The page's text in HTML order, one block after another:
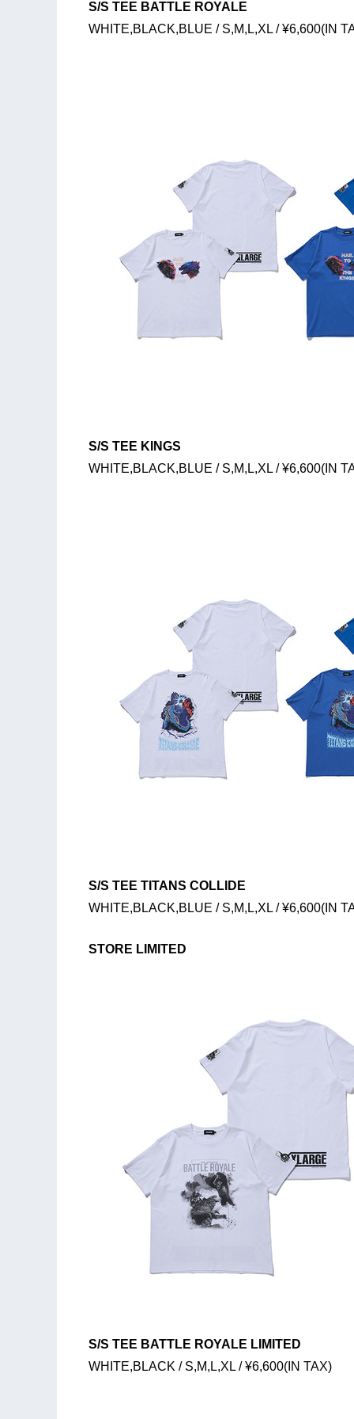
S/S TEE BATTLE ROYALE
WHITE,BLACK,BLUE / S,M,L,XL / ¥6,600(IN
S/S TEE KINGS
WHITE,BLACK,BLUE / S,M,L,XL / ¥6,600(IN
S/S TEE TITANS COLLIDE
WHITE,BLACK,BLUE / S,M,L,XL / ¥6,600(IN
STORE LIMITED
S/S TEE BATTLE ROYALE LIMITED
WHITE,BLACK / S,M,L,XL / ¥6,600(IN TAX)